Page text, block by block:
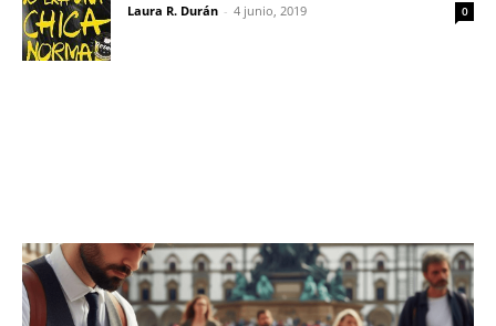
Laura R. Durán - 4 junio, 2019 0